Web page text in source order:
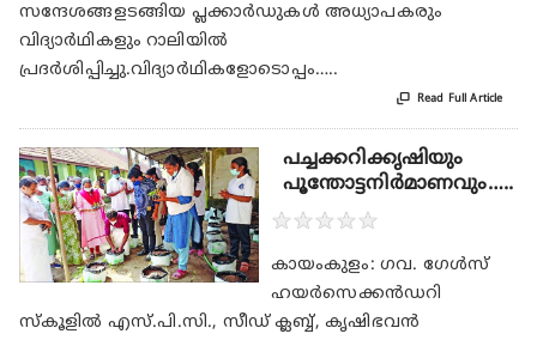
സന്ദേശങ്ങളടങ്ങിയ പ്ലക്കാർഡുകൾ അധ്യാപകരും
വിദ്യാർഥികളും റാലിയിൽ
പ്രദർശിപ്പിച്ചു.വിദ്യാർഥികളോടൊപ്പം…..
 Read Full Article
പച്ചക്കറിക്കൃഷിയും
പൂന്തോട്ടനിർമാണവും…..
★★★★★
കായംകുളം: ഗവ. ഗേൾസ്
ഹയർസെക്കൻഡറി
സ്കൂളിൽ എസ്.പി.സി., സീഡ് ക്ലബ്ബ്, കൃഷിഭവൻ